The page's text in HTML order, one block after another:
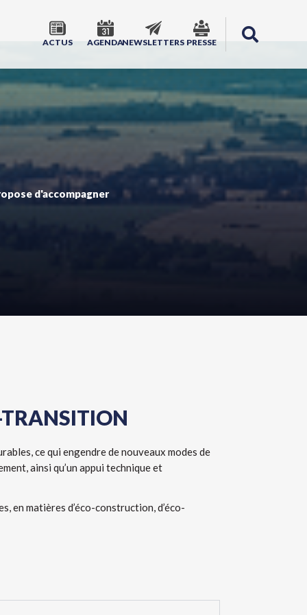
ACTUS AGENDANEWSLETTERS PRESSE
d'accompagner
TRANSITION
ce qui engendre de nouveaux modes de
ainsi qu’un appui technique et
en matières d’éco-construction, d’éco-